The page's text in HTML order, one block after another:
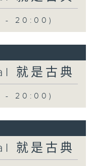
- 20:00)
就是古典
- 20:00)
就是古典